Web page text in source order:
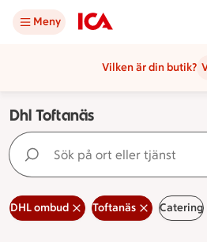
Meny
Vilken är din butik?
Dhl Toftanäs
Sök på ort eller tjänst
DHL ombud Toftanäs Catering